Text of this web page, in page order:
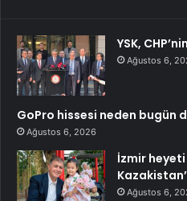
YSK,
Ağustos 6,
GoPro hissesi neden bugün
Ağustos 6, 2026
İzmir
Ağustos 6,